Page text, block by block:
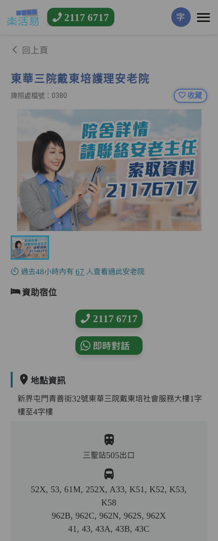
2117 6717 字
回上頁
東華三院戴東培護理安老院
牌照處檔號：0380 收藏
過去48小時內有67 人查看過此安老院
資助宿位
2117 6717
即時對話
地點資訊
新界屯門青善街32號東華三院戴東培社會服務大樓1字
樓至4字樓
三聖站505出口
52X, 53, 61M, 252X, A33, K51, K52, K53,
K58
962B, 962C, 962N, 962S, 962X
41, 43, 43A, 43B, 43C